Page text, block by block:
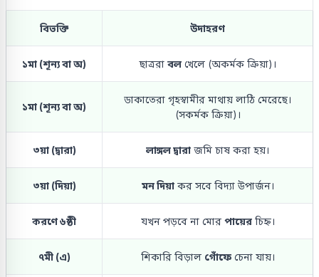
বিভক্তি উদাহরণ
১মা (শূন্য বা অ) ছাত্ররা বল খেলে (অকর্মক ক্রিয়া)।
১মা (শূন্য বা অ)
ডাকাতেরা গৃহস্বামীর মাথায় লাঠি মেরেছে।
(সকর্মক ক্রিয়া)।
৩য়া (দ্বারা) লাঙ্গল দ্বারা জমি চাষ করা হয়।
৩য়া (দিয়া) মন দিয়াকর সবে বিদ্যা উপার্জন।
করণে ৬ষ্ঠী যখন পড়বে না মোর পায়েরচিহ্ন।
৭মী (এ) শিকারি বিড়াল গোঁফেচেনা যায়।